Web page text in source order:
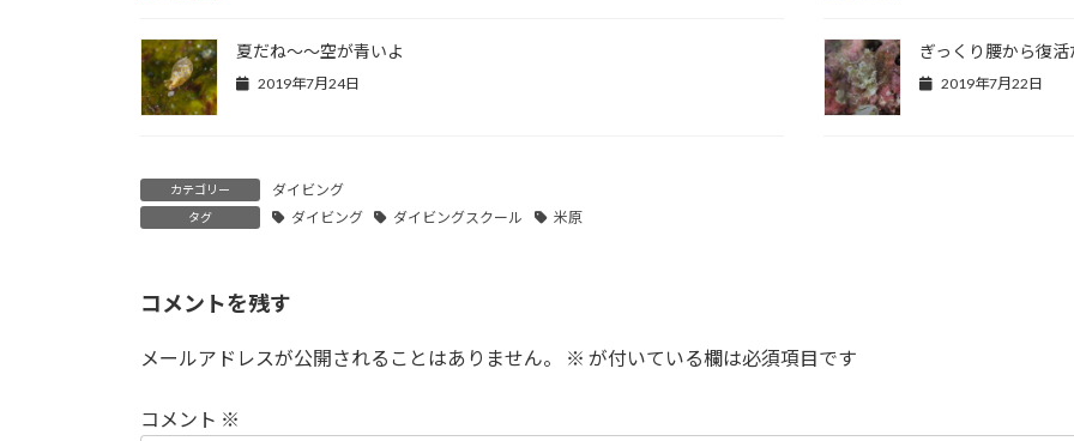
夏だね～～空が青いよ
2019年7月24日
ぎっくり腰から復活
2019年7月22日
カテゴリー ダイビング
タグ ダイビング ダイビングスクール 米原
コメントを残す
メールアドレスが公開されることはありません。 ※ が付いている欄は必須項目です
コメント ※